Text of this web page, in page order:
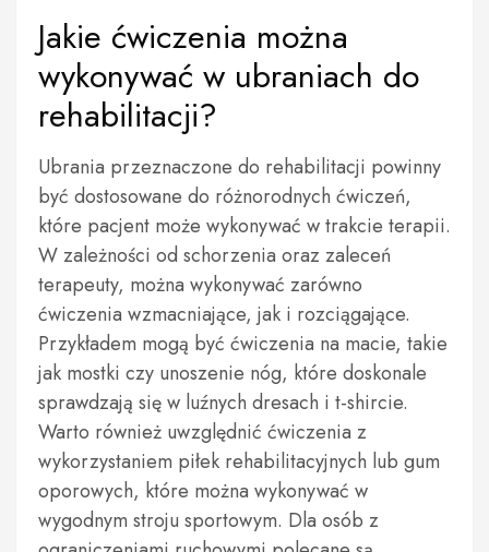
Jakie ćwiczenia można
wykonywać w ubraniach do
rehabilitacji?
Ubrania przeznaczone do rehabilitacji powinny
być dostosowane do różnorodnych ćwiczeń,
które pacjent może wykonywać w trakcie terapii.
W zależności od schorzenia oraz zaleceń
terapeuty, można wykonywać zarówno
ćwiczenia wzmacniające, jak i rozciągające.
Przykładem mogą być ćwiczenia na macie, takie
jak mostki czy unoszenie nóg, które doskonale
sprawdzają się w luźnych dresach i t-shircie.
Warto również uwzględnić ćwiczenia z
wykorzystaniem piłek rehabilitacyjnych lub gum
oporowych, które można wykonywać w
wygodnym stroju sportowym. Dla osób z